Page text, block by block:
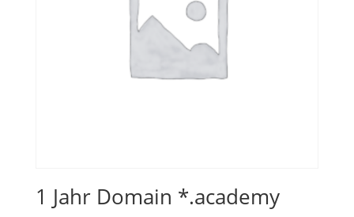
1 Jahr Domain *.academy